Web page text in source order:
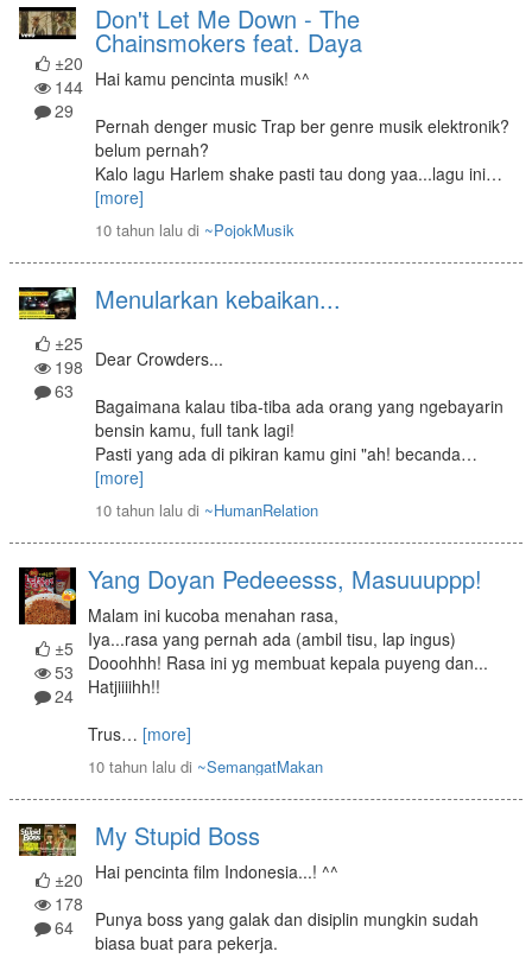
±20
144
29
Don't Let Me Down - The
Chainsmokers feat. Daya
Hai kamu pencinta musik! ^^
Pernah denger music Trap ber genre musik elektronik?
belum pernah?
Kalo lagu Harlem shake pasti tau dong yaa...lagu ini…
[more]
10 tahun laludi ~PojokMusik
±25
198
63
Menularkan kebaikan...
Dear Crowders...
Bagaimana kalau tiba-tiba ada orang yang ngebayarin
bensin kamu, full tank lagi!
Pasti yang ada di pikiran kamu gini "ah! becanda…
[more]
10 tahun laludi ~HumanRelation
±5
53
24
Yang Doyan Pedeeesss, Masuuuppp!
Malam ini kucoba menahan rasa,
Iya...rasa yang pernah ada (ambil tisu, lap ingus)
Dooohhh! Rasa ini yg membuat kepala puyeng dan...
Hatjiiiihh!!
Trus… [more]
10 tahun lalu di ~SemangatMakan
±20
178
64
My Stupid Boss
Hai pencinta film Indonesia...! ^^
Punya boss yang galak dan disiplin mungkin sudah
biasa buat para pekerja.